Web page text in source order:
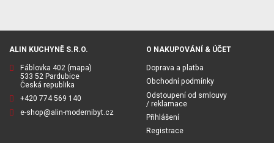
ALIN KUCHYNĚ S.R.O.
Fáblovka 402 (mapa)
533 52 Pardubice
Česká republika
+420 774 569 140
e-shop@alin-modernibyt.cz
O NAKUPOVÁNÍ & ÚČET
Doprava a platba
Obchodní podmínky
Odstoupení od smlouvy
/ reklamace
Přihlášení
Registrace